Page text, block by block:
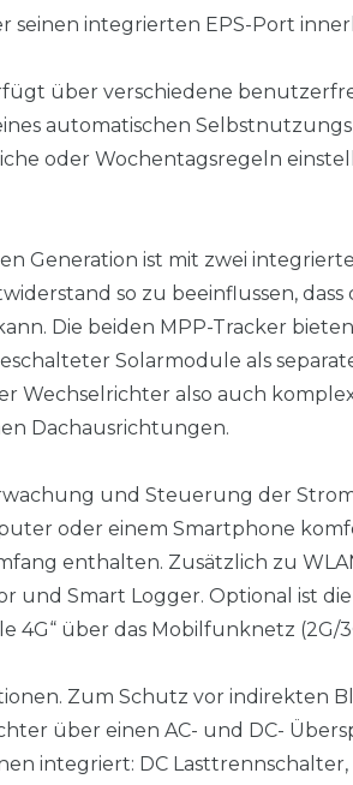
seinen integrierten EPS-Port
über verschiedene
automatischen
oder Wochentagsregeln
Generation ist mit zwei
so zu beeinflussen,
Die beiden MPP-Tracker
Solarmodule als
also auch
Dachausrichtungen.
und Steuerung der
oder einem Smartphone
enthalten. Zusätzlich zu
und Smart Logger. Optional ist
4G“ über das Mobilfunknetz (2G/
Zum Schutz vor indirekten
über einen AC- und DC-
integriert: DC